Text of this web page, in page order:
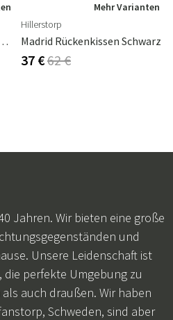
Ecke / Kurz Braun
Mehr Varianten
Hillerstorp
Madrid Rückenkissen Schwarz
37 €62 €
Jahren. Wir bieten eine große
und
Unsere Leidenschaft ist
perfekte Umgebung zu
auch draußen. Wir haben
Schweden, sind aber